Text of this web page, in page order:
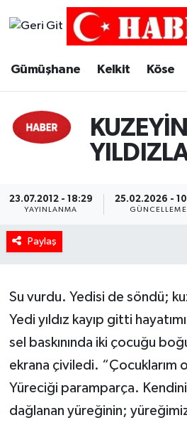
Gümüşhane Kelkit Köse
23.07.2012 - 18:29
YAYINLANMA
25.02.2026 -
GÜNCELLEME
Paylaş
Su vurdu. Yedisi de söndü;
Yedi yıldız kayıp gitti
sel baskınında iki çocuğu
ekrana çiviledi. “Çocuklarım
Yüreciği paramparça. Kendini
dağlanan yüreğinin;
Merkez Trafik Yoğunluk
Süper Lig Puan Durumu
Tüm Manşetler
Son Dakika Haberleri
Haber Arşivi